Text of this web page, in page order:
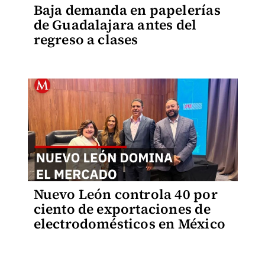
Baja demanda en papelerías
de Guadalajara antes del
regreso a clases
Nuevo León controla 40 por
ciento de exportaciones de
electrodomésticos en México